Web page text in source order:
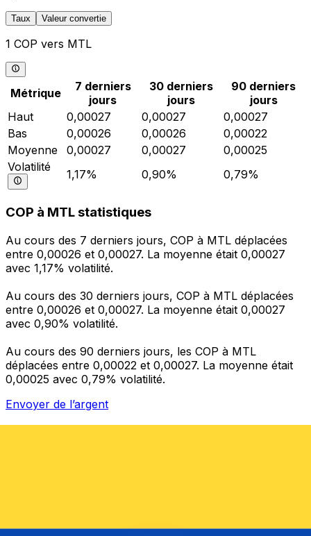
Taux Valeur convertie
1 COP vers MTL
Métrique
7 derniers
jours
30 derniers
jours
90 derniers
jours
Haut
0,00027 0,00027
0,00027
Bas
0,00026 0,00026
0,00022
Moyenne
0,00027 0,00027
0,00025
Volatilité
1,17% 0,90% 0,79%
COP à MTL statistiques
Au cours des 7 derniers jours, COP à MTL déplacées
entre 0,00026 et 0,00027. La moyenne était 0,00027
avec 1,17% volatilité.
Au cours des 30 derniers jours, COP à MTL déplacées
entre 0,00026 et 0,00027. La moyenne était 0,00027
avec 0,90% volatilité.
Au cours des 90 derniers jours, les COP à MTL
déplacées entre 0,00022 et 0,00027. La moyenne était
0,00025 avec 0,79% volatilité.
Envoyer de l’argent
l'argent à l'étranger sans frais cachés. Téléchargez